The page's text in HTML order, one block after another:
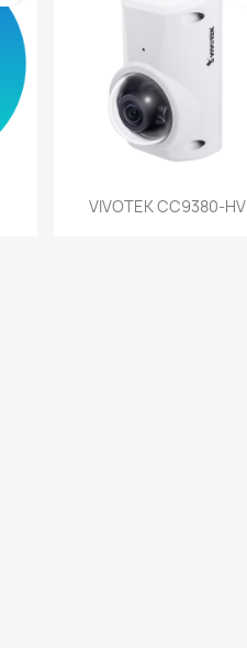
Vista rápida
VIVOTEK CC9380-HV